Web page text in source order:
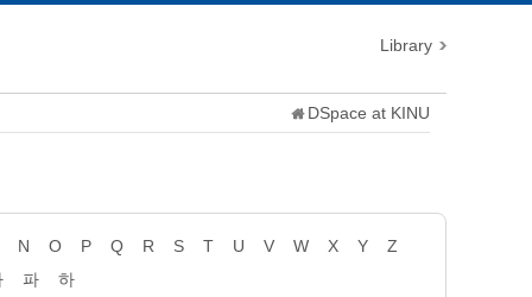
Library
DSpace at KINU
N O P Q R S T U V W X Y
Z
파
하